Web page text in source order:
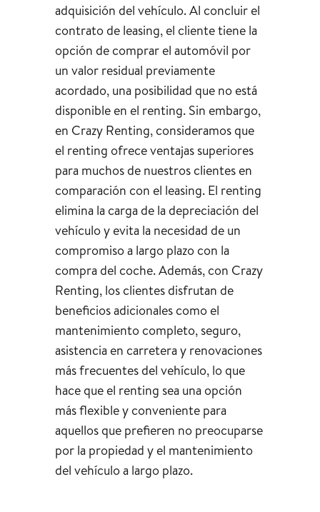
adquisición del vehículo. Al concluir el
contrato de leasing, el cliente tiene la
opción de comprar el automóvil por
un valor residual previamente
acordado, una posibilidad que no está
disponible en el renting. Sin embargo,
en Crazy Renting, consideramos que
el renting ofrece ventajas superiores
para muchos de nuestros clientes en
comparación con el leasing. El renting
elimina la carga de la depreciación del
vehículo y evita la necesidad de un
compromiso a largo plazo con la
compra del coche. Además, con Crazy
Renting, los clientes disfrutan de
beneficios adicionales como el
mantenimiento completo, seguro,
asistencia en carretera y renovaciones
más frecuentes del vehículo, lo que
hace que el renting sea una opción
más flexible y conveniente para
aquellos que prefieren no preocuparse
por la propiedad y el mantenimiento
del vehículo a largo plazo.